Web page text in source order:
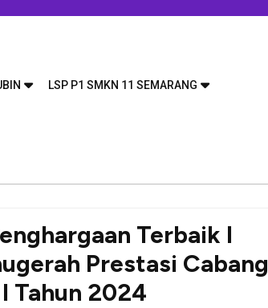
LSP P1 SMKN 11 SEMARANG
Terbaik I
Prestasi Cabang
Tahun 2024